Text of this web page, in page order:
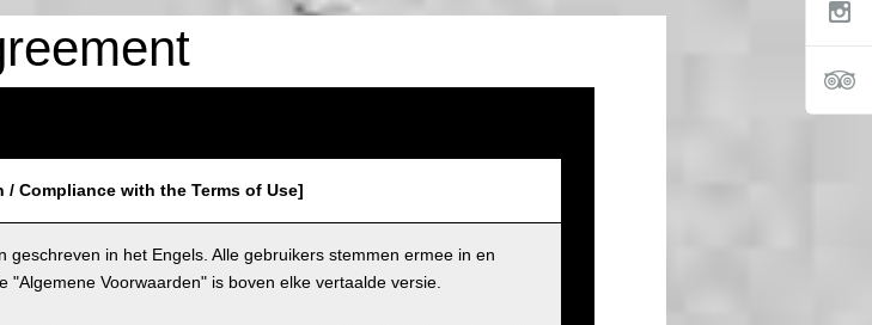
Compliance with the Terms of Use]
geschreven in het Engels. Alle gebruikers stemmen ermee in en
"Algemene Voorwaarden" is boven elke vertaalde versie.